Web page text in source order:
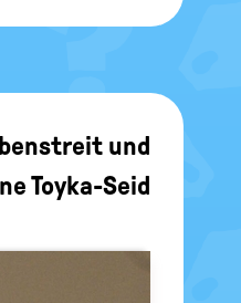
und
Toyka-Seid